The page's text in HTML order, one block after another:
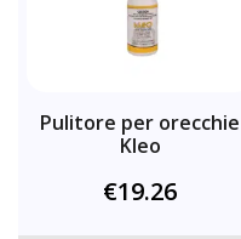
Pulitore per orecchie
Kleo
€19.26